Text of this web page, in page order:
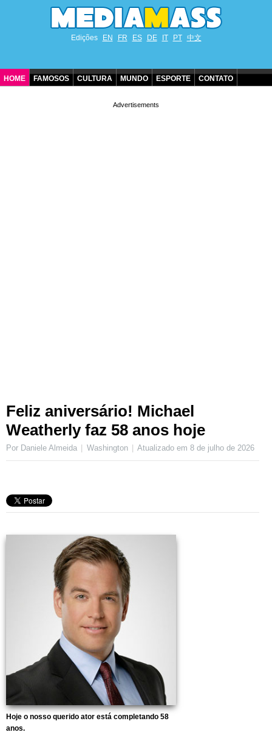
Edições EN FR ES DE IT PT 中文
HOME FAMOSOS CULTURA MUNDO ESPORTE CONTATO
Feliz aniversário! Michael
Weatherly faz 58 anos hoje
Por Daniele Almeida Washington Atualizado em8 de julho de 2026
Hoje o nosso querido ator está completando 58
anos.